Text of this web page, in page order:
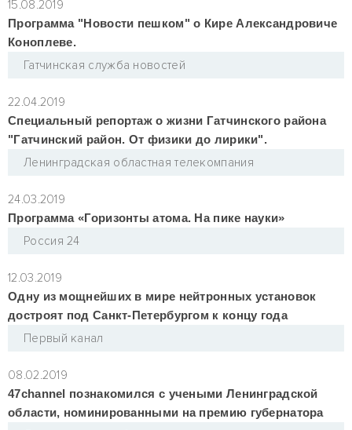
15.08.2019
Программа "Новости пешком" о Кире Александровиче
Коноплеве.
Гатчинская служба новостей
22.04.2019
Специальный репортаж о жизни Гатчинского района
"Гатчинский район. От физики до лирики".
Ленинградская областная телекомпания
24.03.2019
Программа «Горизонты атома. На пике науки»
Россия 24
12.03.2019
Одну из мощнейших в мире нейтронных установок
достроят под Санкт-Петербургом к концу года
Первый канал
08.02.2019
47channel познакомился с учеными Ленинградской
области, номинированными на премию губернатора